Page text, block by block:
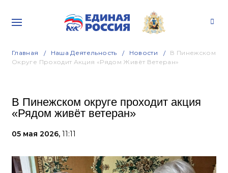
Главная Наша Деятельность Новости
В Пинежском
Округе Проходит Акция «Рядом Живёт Ветеран»
В Пинежском округе проходит акция
«Рядом живёт ветеран»
05 мая 2026, 11:11